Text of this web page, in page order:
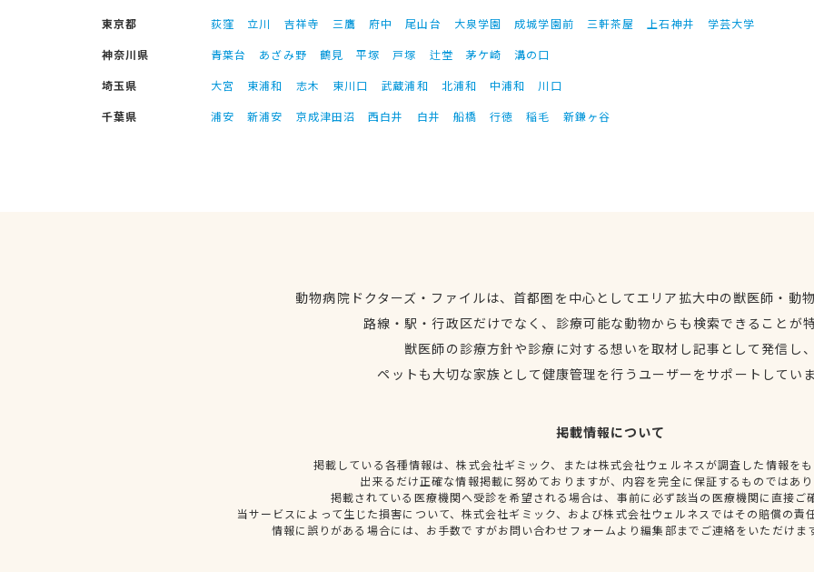
東京都 荻窪 立川 吉祥寺 三鷹 府中 尾山台 大泉学園 成城学園前 三軒茶屋 上石神井
学芸大学
神奈川県
青葉台 あざみ野 鶴見 平塚 戸塚 辻堂 茅ケ崎
溝の口
埼玉県
大宮 東浦和 志木 東川口 武蔵浦和 北浦和 中浦和
川口
千葉県
浦安 新浦安 京成津田沼 西白井 白井 船橋 行徳 稲毛 新鎌ヶ谷
動物病院ドクターズ・ファイルは、首都圏を中心としてエリア拡大中の獣医師・動
路線・駅・行政区だけでなく、診療可能な動物からも検索できることが
獣医師の診療方針や診療に対する想いを取材し記事として発信し
ペットも大切な家族として健康管理を行うユーザーをサポートしてい
掲載情報について
掲載している各種情報は、株式会社ギミック、または株式会社ウェルネスが調査した情報を
出来るだけ正確な情報掲載に努めておりますが、内容を完全に保証するものではあ
掲載されている医療機関へ受診を希望される場合は、事前に必ず該当の医療機関に直接ご
当サービスによって生じた損害について、株式会社ギミック、および株式会社ウェルネスではその賠償の責
情報に誤りがある場合には、お手数ですがお問い合わせフォームより編集部までご連絡をいただけま